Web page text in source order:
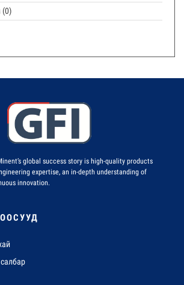
(0)
global success story is high-quality products
expertise, an in-depth understanding of
innovation.